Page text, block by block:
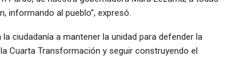
informando al pueblo”, expresó.
ciudadanía a mantener la unidad para defender la
Cuarta Transformación y seguir construyendo el